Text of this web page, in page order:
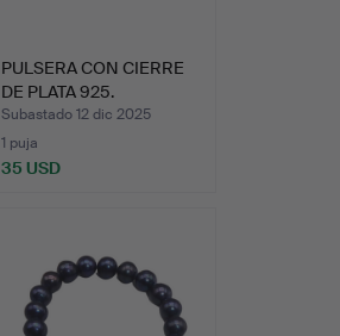
PULSERA CON CIERRE
DE PLATA 925.
Subastado 12 dic 2025
1 puja
35 USD